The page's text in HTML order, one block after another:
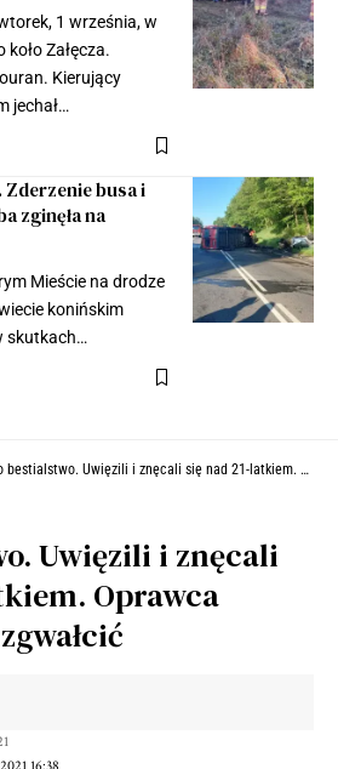
1 września, w
Załęcza.
Kierujący
jechał…
busa i
zginęła na
Mieście na drodze
konińskim
skutkach…
Uwięzili i znęcali się nad 21-latkiem. Oprawca próbował go zgwałcić
Uwięzili i znęcali
Oprawca